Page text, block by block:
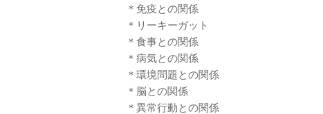
＊免疫との関係
＊リーキーガット
＊食事との関係
＊病気との関係
＊環境問題との関係
＊脳との関係
＊異常行動との関係